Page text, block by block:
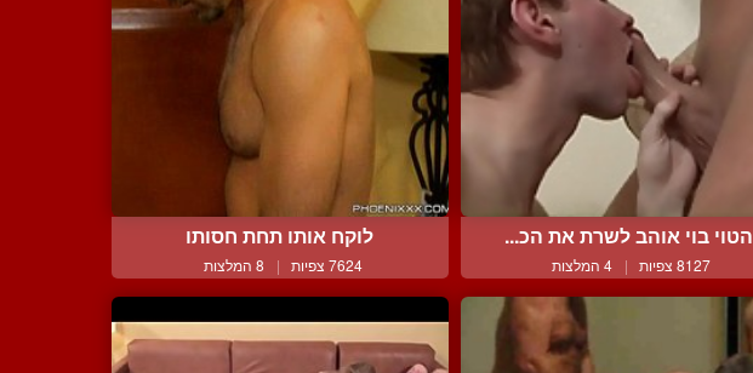
הטוי בוי אוהב לשרת את הכ...
8127 צפיות | 4 המלצות
לוקח אותו תחת חסותו
7624 צפיות | 8 המלצות